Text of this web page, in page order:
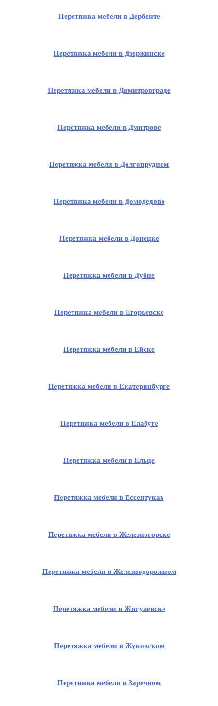
Перетяжка мебели в Дербенте
Перетяжка мебели в Дзержинске
Перетяжка мебели в Димитровграде
Перетяжка мебели в Дмитрове
Перетяжка мебели в Долгопрудном
Перетяжка мебели в Домодедово
Перетяжка мебели в Донецке
Перетяжка мебели в Дубне
Перетяжка мебели в Егорьевске
Перетяжка мебели в Ейске
Перетяжка мебели в Екатеринбурге
Перетяжка мебели в Елабуге
Перетяжка мебели в Ельце
Перетяжка мебели в Ессентуках
Перетяжка мебели в Железногорске
Перетяжка мебели в Железнодорожном
Перетяжка мебели в Жигулевске
Перетяжка мебели в Жуковском
Перетяжка мебели в Заречном